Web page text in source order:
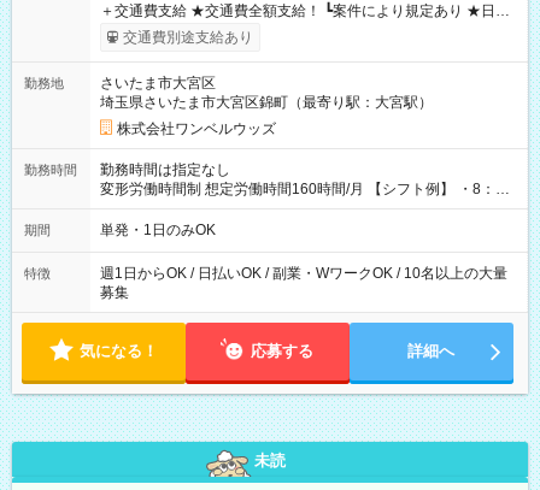
＋交通費支給 ★交通費全額支給！ ┗案件により規定あり ★日払
いOK！（規定あり） ┗働いたその日に現金GET♪ お仕事後はコ
ンビニATMから 日払い分を引き落とせます！ 【試用期間】試
交通費別途支給あり
勤務地
さいたま市大宮区
埼玉県さいたま市大宮区錦町（最寄り駅：大宮駅）
株式会社ワンベルウッズ
勤務時間
勤務時間は指定なし
変形労働時間制 想定労働時間160時間/月 【シフト例】 ・8：00
～21：00
期間 単発・1日のみOK
特徴
週1日からOK / 日払いOK / 副業・WワークOK / 10名以上の大量
募集
気になる！ 応募する 詳細へ
未読